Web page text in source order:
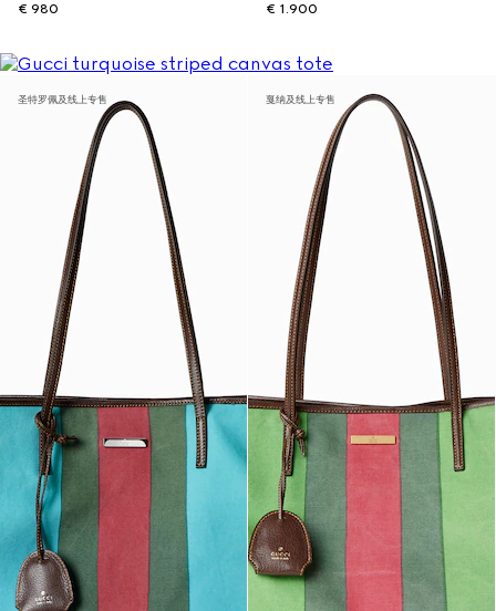
€ 980
€ 1.900
圣特罗佩及线上专售 戛纳及线上专售